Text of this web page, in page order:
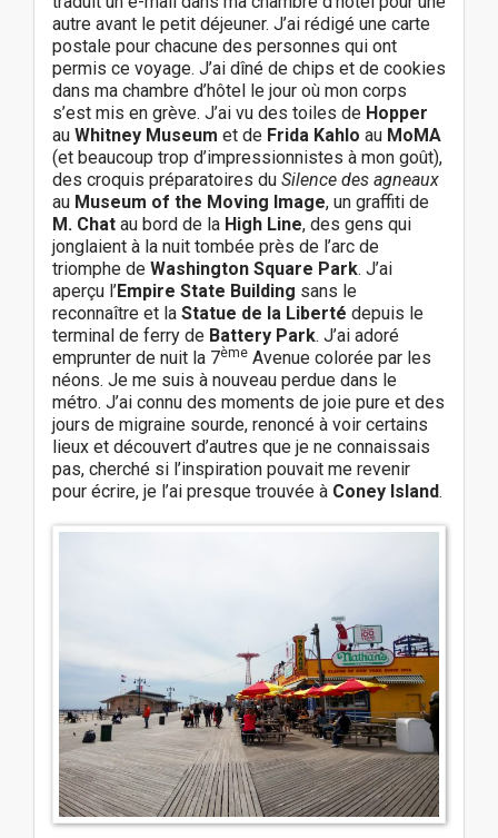
autre avant le petit déjeuner. J’ai rédigé une carte
postale pour chacune des personnes qui ont
permis ce voyage. J’ai dîné de chips et de cookies
dans ma chambre d’hôtel le jour où mon corps
s’est mis en grève. J’ai vu des toiles de Hopper
au Whitney Museum et de Frida Kahlo au MoMA
(et beaucoup trop d’impressionnistes à mon goût),
des croquis préparatoires du Silence des agneaux
au Museum of the Moving Image, un graffiti de
M. Chat au bord de la High Line, des gens qui
jonglaient à la nuit tombée près de l’arc de
triomphe de Washington Square Park. J’ai
aperçu l’Empire State Building sans le
reconnaître et la Statue de la Liberté depuis le
terminal de ferry de Battery Park. J’ai adoré
emprunter de nuit la 7ème Avenue colorée par les
néons. Je me suis à nouveau perdue dans le
métro. J’ai connu des moments de joie pure et des
jours de migraine sourde, renoncé à voir certains
lieux et découvert d’autres que je ne connaissais
pas, cherché si l’inspiration pouvait me revenir
pour écrire, je l’ai presque trouvée à Coney Island.